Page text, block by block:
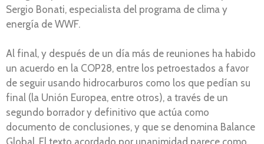
Sergio Bonati, especialista del programa de clima y
energía de WWF.
Al final, y después de un día más de reuniones ha habido
un acuerdo en la COP28, entre los petroestados a favor
de seguir usando hidrocarburos como los que pedían su
final (la Unión Europea, entre otros), a través de un
segundo borrador y definitivo que actúa como
documento de conclusiones, y que se denomina Balance
Global. El texto acordado por unanimidad parece como